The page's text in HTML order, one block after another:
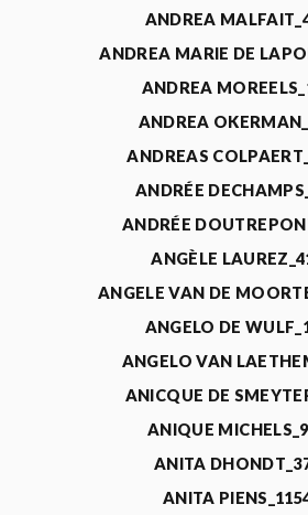
ANDREA
ANDREA MARIE DE
ANDREA
ANDREA
ANDREAS
ANDRÉE
ANDRÉE
ANGÈLE
ANGELE VAN DE
ANGELO DE
ANGELO VAN
ANICQUE DE
ANIQUE
ANITA
ANITA